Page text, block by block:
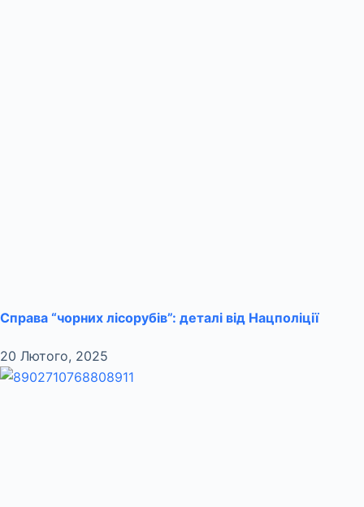
Справа “чорних лісорубів”: деталі від Нацполіції
20 Лютого, 2025